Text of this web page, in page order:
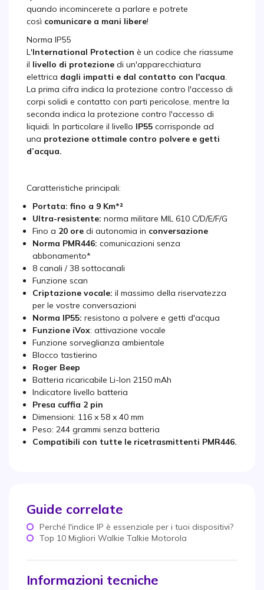
quando incomincerete a parlare e potrete
così comunicare a mani libere!
Norma IP55
L'International Protection è un codice che riassume
il livello di protezione di un'apparecchiatura
elettrica dagli impatti e dal contatto con l'acqua
La prima cifra indica la protezione contro l'accesso di
corpi solidi e contatto con parti pericolose, mentre la
seconda indica la protezione contro l'accesso di
liquidi. In particolare il livello IP55 corrisponde ad
una protezione ottimale contro polvere e getti
d’acqua.
Caratteristiche principali:
Portata: fino a 9 Km*²
Ultra-resistente: norma militare MIL 610 C/D/E/F/G
Fino a 20 ore di autonomia in conversazione
Norma PMR446: comunicazioni senza
abbonamento*
8 canali / 38 sottocanali
Funzione scan
Criptazione vocale: il massimo della riservatezza
per le vostre conversazioni
Norma IP55: resistono a polvere e getti d'acqua
Funzione iVox: attivazione vocale
Funzione sorveglianza ambientale
Blocco tastierino
Roger Beep
Batteria ricaricabile Li-Ion 2150 mAh
Indicatore livello batteria
Presa cuffia 2 pin
Dimensioni: 116 x 58 x 40 mm
Peso: 244 grammi senza batteria
Compatibili con tutte le ricetrasmittenti PMR446.
Guide correlate
Perché l'indice IP è essenziale per i tuoi dispositivi?
Top 10 Migliori Walkie Talkie Motorola
Informazioni tecniche